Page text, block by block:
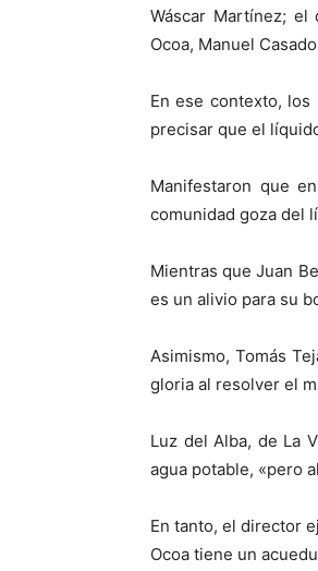
Wáscar Martínez;
Ocoa, Manuel
En ese contexto,
precisar que el
Manifestaron que
comunidad goza del
Mientras que Juan
es un alivio para su
Asimismo, Tomás
gloria al resolver el
Luz del Alba, de La
agua potable, «pero
En tanto, el director
Ocoa tiene un